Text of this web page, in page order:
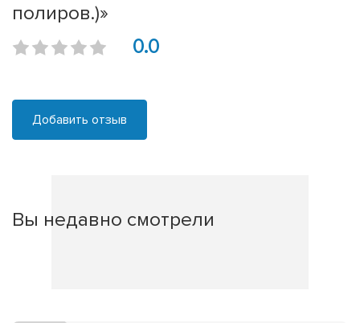
полиров.)»
0.0
Добавить отзыв
Вы недавно смотрели